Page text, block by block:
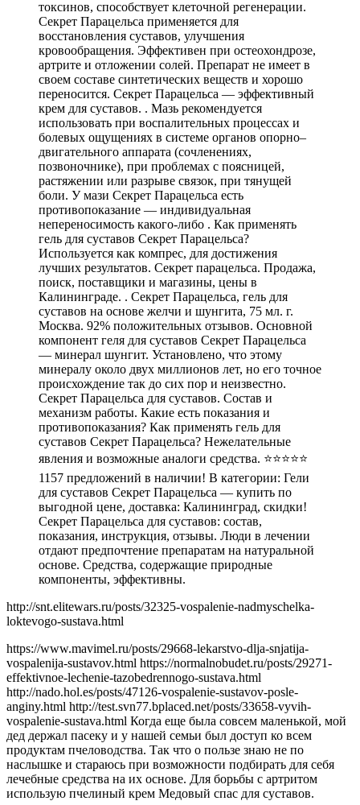
токсинов, способствует клеточной регенерации.
Секрет Парацельса применяется для
восстановления суставов, улучшения
кровообращения. Эффективен при остеохондрозе,
артрите и отложении солей. Препарат не имеет в
своем составе синтетических веществ и хорошо
переносится. Секрет Парацельса — эффективный
крем для суставов. . Мазь рекомендуется
использовать при воспалительных процессах и
болевых ощущениях в системе органов опорно–
двигательного аппарата (сочленениях,
позвоночнике), при проблемах с поясницей,
растяжении или разрыве связок, при тянущей
боли. У мази Секрет Парацельса есть
противопоказание — индивидуальная
непереносимость какого-либо . Как применять
гель для суставов Секрет Парацельса?
Используется как компрес, для достижения
лучших результатов. Секрет парацельса. Продажа,
поиск, поставщики и магазины, цены в
Калининграде. . Секрет Парацельса, гель для
суставов на основе желчи и шунгита, 75 мл. г.
Москва. 92% положительных отзывов. Основной
компонент геля для суставов Секрет Парацельса
— минерал шунгит. Установлено, что этому
минералу около двух миллионов лет, но его точное
происхождение так до сих пор и неизвестно.
Секрет Парацельса для суставов. Состав и
механизм работы. Какие есть показания и
противопоказания? Как применять гель для
суставов Секрет Парацельса? Нежелательные
явления и возможные аналоги средства. ⭐⭐⭐⭐⭐
1157 предложений в наличии! В категории: Гели
для суставов Секрет Парацельса — купить по
выгодной цене, доставка: Калининград, скидки!
Секрет Парацельса для суставов: состав,
показания, инструкция, отзывы. Люди в лечении
отдают предпочтение препаратам на натуральной
основе. Средства, содержащие природные
компоненты, эффективны.
http://snt.elitewars.ru/posts/32325-vospalenie-nadmyschelka-
loktevogo-sustava.html
https://www.mavimel.ru/posts/29668-lekarstvo-dlja-snjatija-
vospalenija-sustavov.html https://normalnobudet.ru/posts/29271-
effektivnoe-lechenie-tazobedrennogo-sustava.html
http://nado.hol.es/posts/47126-vospalenie-sustavov-posle-
anginy.html http://test.svn77.bplaced.net/posts/33658-vyvih-
vospalenie-sustava.html Когда еще была совсем маленькой, мой
дед держал пасеку и у нашей семьи был доступ ко всем
продуктам пчеловодства. Так что о пользе знаю не по
наслышке и стараюсь при возможности подбирать для себя
лечебные средства на их основе. Для борьбы с артритом
использую пчелиный крем Медовый спас для суставов.